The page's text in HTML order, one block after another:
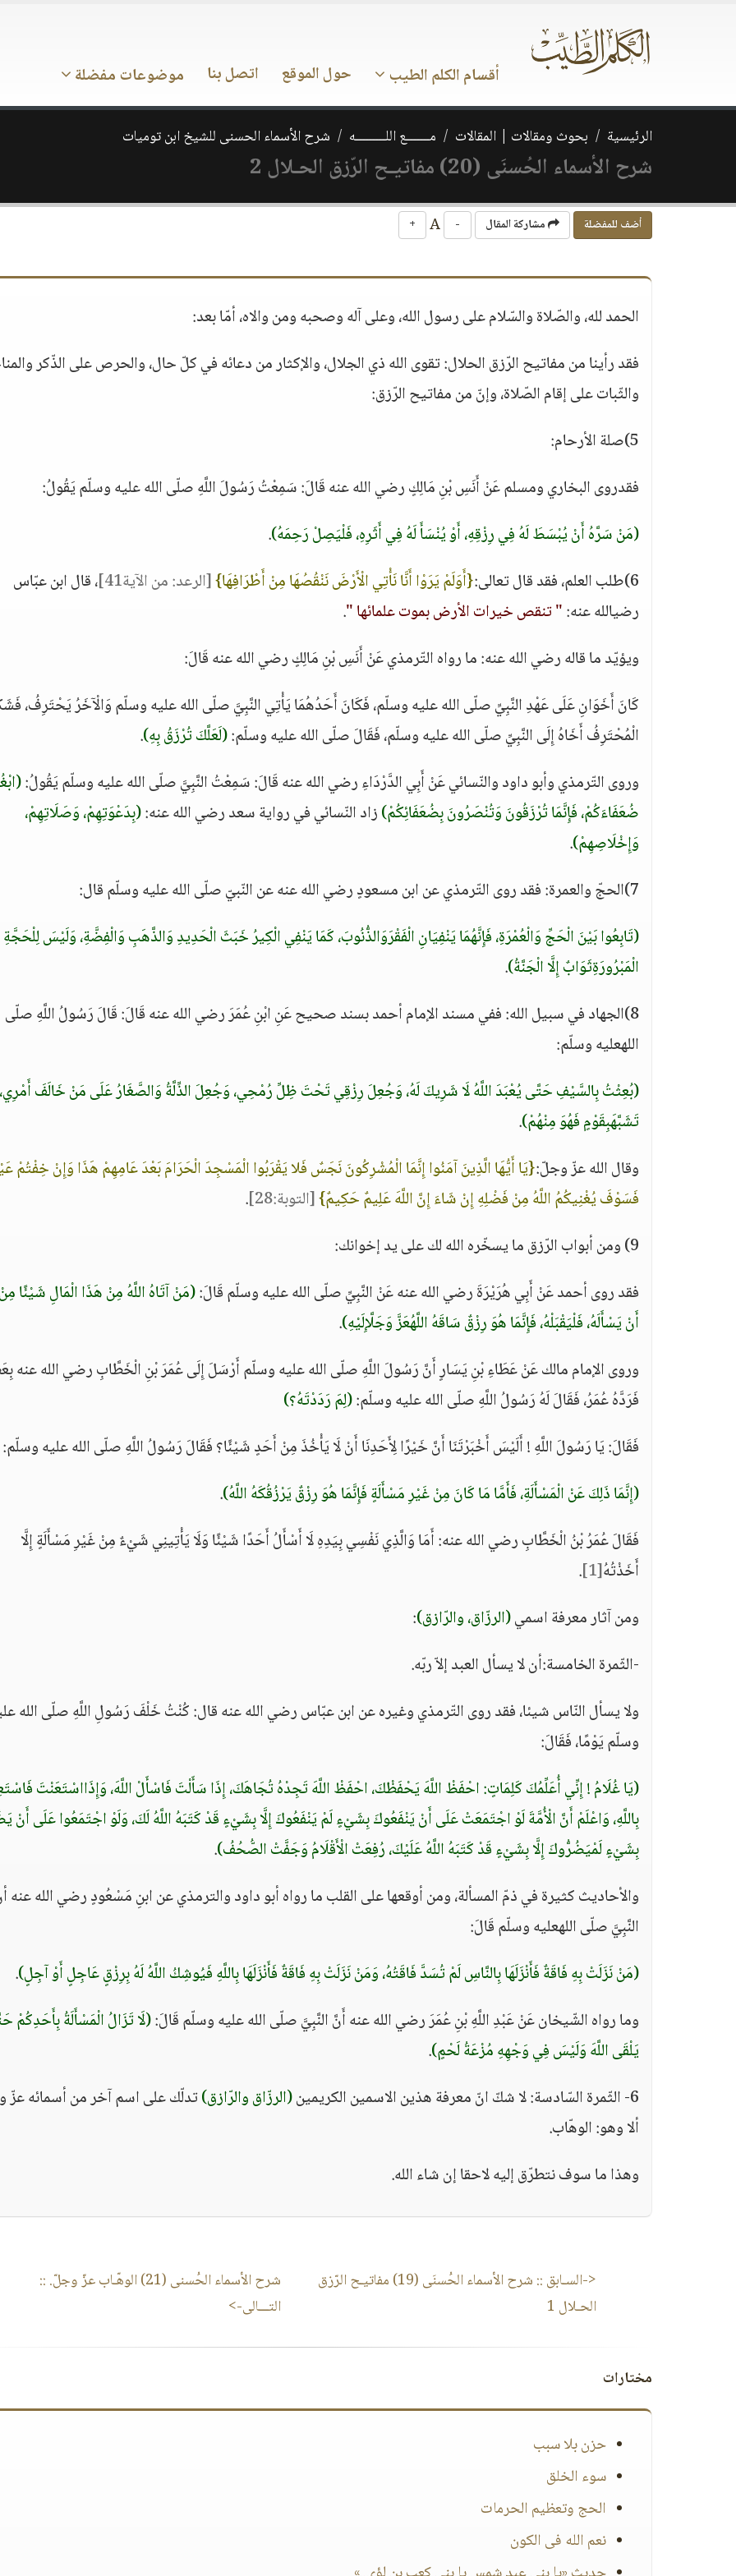
أقسام الكلم الطيب حول الموقع اتصل بنا موضوعات مفضلة
الرئيسية بحوث ومقالات | المقالات مـــــــع اللـــــــــه شرح الأسماء الحسنى للشيخ ابن توميات
شرح الأسماء الحُسنَى (20) مفاتيـح الرّزق الحـلال 2
أضف للمفضلة مشاركة المقال -
+
الحمد لله، والصّلاة والسّلام على رسول الله، وعلى آله وصحبه ومن والاه، أمّا بعد:
فقد رأينا من مفاتيح الرّزق الحلال: تقوى الله ذي الجلال، والإكثار من دعائه في كلّ حال، والحرص على الذّكر
والثّبات على إقام الصّلاة، وإنّ من مفاتيح الرّزق:
5)صلة الأرحام:
فقدروى البخاري ومسلم عَنْ أَنَسِ بْنِ مَالِكٍ رضي الله عنه قَالَ: سَمِعْتُ رَسُولَ اللَّهِ صلّى الله عليه وسلّم يَقُولُ:
(مَنْ سَرَّهُ أَنْ يُبْسَطَ لَهُ فِي رِزْقِهِ، أَوْ يُنْسَأَ لَهُ فِي أَثَرِهِ، فَلْيَصِلْ رَحِمَهُ).
6)طلب العلم، فقد قال تعالى:
{أَوَلَمْ يَرَوْا أَنَّا نَأْتِي الْأَرْضَ نَنْقُصُهَا مِنْ أَطْرَافِهَا}[الرعد: من الآية41]
، قال ابن عبّاس
رضيالله عنه:" تنقص خيرات الأرض بموت علمائها ".
ويؤيّد ما قاله رضي الله عنه: ما رواه التّرمذي عَنْ أَنَسِ بْنِ مَالِكٍ رضي الله عنه قَالَ:
كَانَ أَخَوَانِ عَلَى عَهْدِ النَّبِيِّ صلّى الله عليه وسلّم، فَكَانَ أَحَدُهُمَا يَأْتِي النَّبِيَّ صلّى الله عليه وسلّم وَالْآخَرُ يَحْتَرِفُ،
الْمُحْتَرِفُ أَخَاهُ إِلَى النَّبِيِّ صلّى الله عليه وسلّم، فَقَالَ صلّى الله عليه وسلّم:(لَعَلَّكَ تُرْزَقُ بِهِ).
وروى التّرمذي وأبو داود والنّسائي عَنْ أَبِي الدَّرْدَاءِ رضي الله عنه قَالَ: سَمِعْتُ النَّبِيَّ صلّى الله عليه وسلّم يَقُولُ:
ضُعَفَاءَكُمْ، فَإِنَّمَا تُرْزَقُونَ وَتُنْصَرُونَ بِضُعَفَائِكُمْ)زاد النّسائي في رواية سعد رضي الله عنه:(بِدَعْوَتِهِمْ، وَصَلَاتِهِمْ،
وَإِخْلَاصِهِمْ).
7)الحجّ والعمرة: فقد روى التّرمذي عن ابن مسعودٍ رضي الله عنه عن النّبيّ صلّى الله عليه وسلّم قال:
(تَابِعُوا بَيْنَ الْحَجِّ وَالْعُمْرَةِ، فَإِنَّهُمَا يَنْفِيَانِ الْفَقْرَوَالذُّنُوبَ، كَمَا يَنْفِي الْكِيرُ خَبَثَ الْحَدِيدِ وَالذَّهَبِ وَالْفِضَّةِ، وَلَيْسَ لِلْحَجَّةِ
الْمَبْرُورَةِثَوَابٌ إِلَّا الْجَنَّةُ).
8)الجهاد في سبيل الله: ففي مسند الإمام أحمد بسند صحيح عَنِ ابْنِ عُمَرَ رضي الله عنه قَالَ: قَالَ رَسُولُ اللَّهِ صلّى
اللهعليه وسلّم:
(بُعِثْتُ بِالسَّيْفِ حَتَّى يُعْبَدَ اللَّهُ لَا شَرِيكَ لَهُ، وَجُعِلَ رِزْقِي تَحْتَ ظِلِّ رُمْحِي، وَجُعِلَ الذِّلَّةُ وَالصَّغَارُ عَلَى مَنْ خَالَفَ
تَشَبَّهَبِقَوْمٍ فَهُوَ مِنْهُمْ).
وقال الله عزّ وجلّ:{يَا أَيُّهَا الَّذِينَ آمَنُوا إِنَّمَا الْمُشْرِكُونَ نَجَسٌ فَلا يَقْرَبُوا الْمَسْجِدَ الْحَرَامَ بَعْدَ عَامِهِمْ هَذَا وَإِنْ خِفْتُمْ
فَسَوْفَ يُغْنِيكُمُ اللَّهُ مِنْ فَضْلِهِ إِنْ شَاءَ إِنَّ اللَّهَ عَلِيمٌ حَكِيمٌ}[التوبة:28]
.
9) ومن أبواب الرّزق ما يسخّره الله لك على يد إخوانك:
فقد روى أحمد عَنْ أَبِي هُرَيْرَةَ رضي الله عنه عَنْ النَّبِيِّ صلّى الله عليه وسلّم قَالَ:(مَنْ آتَاهُ اللَّهُ مِنْ هَذَا الْمَالِ شَيْئًا
أَنْ يَسْأَلَهُ، فَلْيَقْبَلْهُ، فَإِنَّمَا هُوَ رِزْقٌ سَاقَهُ اللَّهُعَزَّ وَجَلَّإِلَيْهِ).
وروى الإمام مالك عَنْ عَطَاءِ بْنِ يَسَارٍ أَنَّ رَسُولَ اللَّهِ صلّى الله عليه وسلّم أَرْسَلَ إِلَى عُمَرَ بْنِ الْخَطَّابِ رضي الله عنه
فَرَدَّهُ عُمَرُ، فَقَالَ لَهُ رَسُولُ اللَّهِ صلّى الله عليه وسلّم:(لِمَ رَدَدْتَهُ؟)
فَقَالَ: يَا رَسُولَ اللَّهِ ! أَلَيْسَ أَخْبَرْتَنَا أَنَّ خَيْرًا لِأَحَدِنَا أَنْ لَا يَأْخُذَ مِنْ أَحَدٍ شَيْئًا؟ فَقَالَ رَسُولُ اللَّهِ صلّى الله عليه وسلّم:
(إِنَّمَا ذَلِكَ عَنْ الْمَسْأَلَةِ، فَأَمَّا مَا كَانَ مِنْ غَيْرِ مَسْأَلَةٍ فَإِنَّمَا هُوَ رِزْقٌ يَرْزُقُكَهُ اللَّهُ).
فَقَالَ عُمَرُ بْنُ الْخَطَّابِ رضي الله عنه: أَمَا وَالَّذِي نَفْسِي بِيَدِهِ لَا أَسْأَلُ أَحَدًا شَيْئًا وَلَا يَأْتِينِي شَيْءٌ مِنْ غَيْرِ مَسْأَلَةٍ إِلَّا
أَخَذْتُهُ[1]
.
ومن آثار معرفة اسمي(الرزّاق، والرّازق):
-الثّمرة الخامسة:أن لا يسأل العبد إلاّ ربّه.
ولا يسأل النّاس شيئا، فقد روى التّرمذي وغيره عن ابن عبّاس رضي الله عنه قال: كُنْتُ خَلْفَ رَسُولِ اللَّهِ صلّى الله
وسلّم يَوْمًا، فَقَالَ:
(يَا غُلَامُ ! إِنِّي أُعَلِّمُكَ كَلِمَاتٍ: احْفَظْ اللَّهَ يَحْفَظْكَ، احْفَظْ اللَّهَ تَجِدْهُ تُجَاهَكَ، إِذَا سَأَلْتَ فَاسْأَلْ اللَّهَ، وَإِذَااسْتَعَنْتَ
بِاللَّهِ، وَاعْلَمْ أَنَّ الْأُمَّةَ لَوْ اجْتَمَعَتْ عَلَى أَنْ يَنْفَعُوكَ بِشَيْءٍ لَمْ يَنْفَعُوكَ إِلَّا بِشَيْءٍ قَدْ كَتَبَهُ اللَّهُ لَكَ، وَلَوْ اجْتَمَعُوا عَلَى أَنْ
بِشَيْءٍ لَمْيَضُرُّوكَ إِلَّا بِشَيْءٍ قَدْ كَتَبَهُ اللَّهُ عَلَيْكَ، رُفِعَتْ الْأَقْلَامُ وَجَفَّتْ الصُّحُفُ).
والأحاديث كثيرة في ذمّ المسألة، ومن أوقعها على القلب ما رواه أبو داود والترمذي عن ابنِ مَسْعُودٍ رضي الله عنه
النَّبِيَّ صلّى اللهعليه وسلّم قَالَ:
(مَنْ نَزَلَتْ بِهِ فَاقَةٌ فَأَنْزَلَهَا بِالنَّاسِ لَمْ تُسَدَّ فَاقَتُهُ، وَمَنْ نَزَلَتْ بِهِ فَاقَةٌ فَأَنْزَلَهَا بِاللَّهِ فَيُوشِكُ اللَّهُ لَهُ بِرِزْقٍ عَاجِلٍ أَوْ آجِلٍ).
وما رواه الشّيخان عَنْ عَبْدِ اللَّهِ بْنِ عُمَرَ رضي الله عنه أَنَّ النَّبِيَّ صلّى الله عليه وسلّم قَالَ:(لَا تَزَالُ الْمَسْأَلَةُ بِأَحَدِكُمْ
يَلْقَى اللَّهَ وَلَيْسَ فِي وَجْهِهِ مُزْعَةُ لَحْمٍ).
6- الثّمرة السّادسة: لا شكّ انّ معرفة هذين الاسمين الكريمين
(الرزّاق والرّازق)تدلّك على اسم آخر من أسمائه عزّ
ألا وهو: الوهّاب.
وهذا ما سوف نتطرّق إليه لاحقا إن شاء الله.
<-السـابق ::
شرح الأسماء الحُسنَى (19) مفاتيـح الرّزق
الحـلال 1
شرح الأسماء الحُسنى (21) الوهّـاب عزّ وجلّ.
::
التـــالى->
مختارات
حزن بلا سبب
سوء الخلق
الحج وتعظيم الحرمات
نعم الله فى الكون